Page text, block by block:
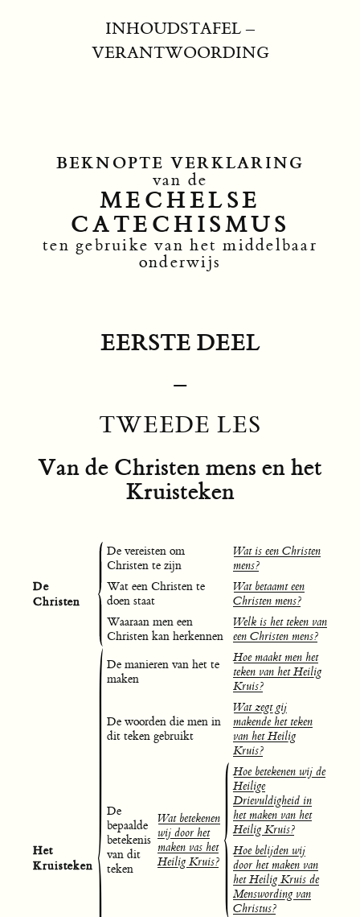
INHOUDSTAFEL–
VERANTWOORDING
BEKNOPTE VERKLARING
van de
MECHELSE
CATECHISMUS
ten gebruike van het middelbaar
onderwijs
EERSTE DEEL
–
TWEEDE LES
Van de Christen mens en het
Kruisteken
De
Christen
De vereisten om
Christen te zijn
Wat is een Christen
mens?
Wat een Christen te
doen staat
Wat betaamt een
Christen mens?
Waaraan men een
Christen kan herkennen
Welk is het teken van
een Christen mens?
Het
Kruisteken
De manieren van het te
maken
Hoe maakt men het
teken van het Heilig
Kruis?
De woorden die men in
dit teken gebruikt
Wat zegt gij
makende het teken
van het Heilig
Kruis?
De
bepaalde
betekenis
van dit
teken
Wat betekenen
wij door het
maken vas het
Heilig Kruis?
Hoe betekenen wij de
Heilige
Drievuldigheid in
het maken van het
Heilig Kruis?
Hoe belijden wij
door het maken van
het Heilig Kruis de
Menswording van
Christus?